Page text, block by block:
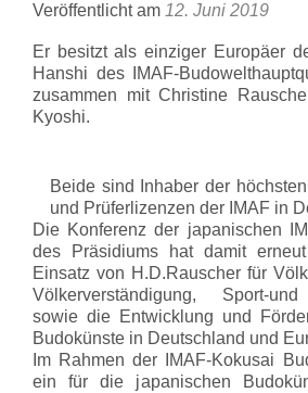
Veröffentlicht am 12. Juni 2019
Er besitzt als einziger Europäer
Hanshi des IMAF-
zusammen mit Christine
Kyoshi.
Beide sind Inhaber der
und Prüferlizenzen der IMAF in
Die Konferenz der japanischen
des Präsidiums hat damit
Einsatz von H.D.Rauscher für
Völkerverständigung, Sport-
sowie die Entwicklung und
Budokünste in Deutschland und
Im Rahmen der IMAF-Kokusai
ein für die japanischen